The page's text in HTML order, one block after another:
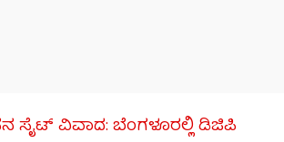
ಸೈಟ್ ವಿವಾದ: ಬೆಂಗಳೂರಲ್ಲಿ ಡಿಜಿಪಿ